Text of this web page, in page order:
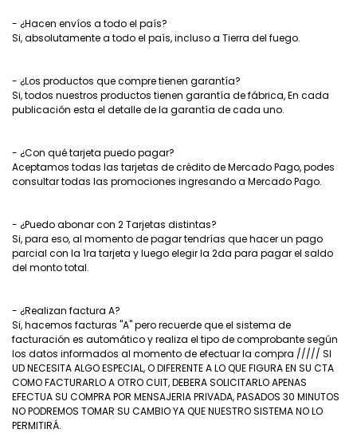
- ¿Hacen envíos a todo el país?
Si, absolutamente a todo el país, incluso a Tierra del fuego.
- ¿Los productos que compre tienen garantía?
Si, todos nuestros productos tienen garantía de fábrica, En cada
publicación esta el detalle de la garantía de cada uno.
- ¿Con qué tarjeta puedo pagar?
Aceptamos todas las tarjetas de crédito de Mercado Pago, podes
consultar todas las promociones ingresando a Mercado Pago.
- ¿Puedo abonar con 2 Tarjetas distintas?
Si, para eso, al momento de pagar tendrías que hacer un pago
parcial con la 1ra tarjeta y luego elegir la 2da para pagar el saldo
del monto total.
- ¿Realizan factura A?
Si, hacemos facturas "A" pero recuerde que el sistema de
facturación es automático y realiza el tipo de comprobante según
los datos informados al momento de efectuar la compra ///// SI
UD NECESITA ALGO ESPECIAL, O DIFERENTE A LO QUE FIGURA EN SU CTA
COMO FACTURARLO A OTRO CUIT, DEBERA SOLICITARLO APENAS
EFECTUA SU COMPRA POR MENSAJERIA PRIVADA, PASADOS 30 MINUTOS
NO PODREMOS TOMAR SU CAMBIO YA QUE NUESTRO SISTEMA NO LO
PERMITIRÁ.